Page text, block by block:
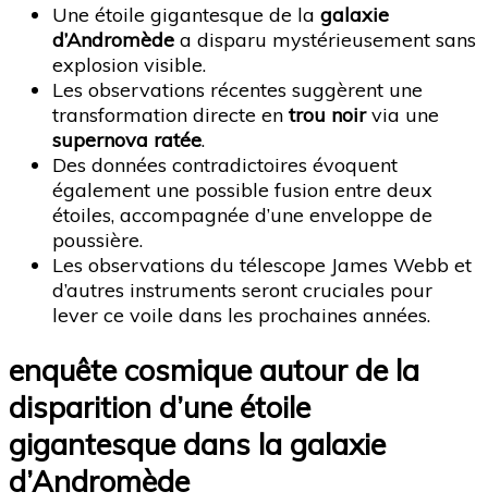
Une étoile gigantesque de la galaxie
d’Andromède a disparu mystérieusement sans
explosion visible.
Les observations récentes suggèrent une
transformation directe entrou noirvia une
supernova ratée.
Des données contradictoires évoquent
également une possible fusion entre deux
étoiles, accompagnée d’une enveloppe de
poussière.
Les observations du télescope James Webb et
d’autres instruments seront cruciales pour
lever ce voile dans les prochaines années.
enquête cosmique autour de la
disparition d’une étoile
gigantesque dans la galaxie
d’Andromède